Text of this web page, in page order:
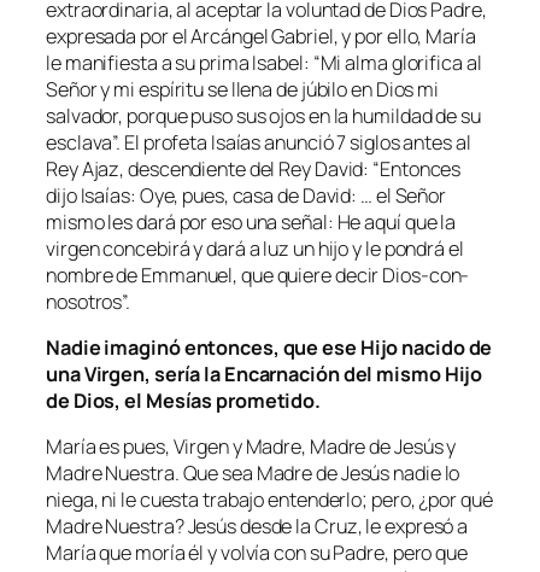
extraordinaria, al aceptar la voluntad de Dios Padre,
expresada por el Arcángel Gabriel, y por ello, María
le manifiesta a su prima Isabel: “Mi alma glorifica al
Señor y mi espíritu se llena de júbilo en Dios mi
salvador, porque puso sus ojos en la humildad de su
esclava”. El profeta Isaías anunció 7 siglos antes al
Rey Ajaz, descendiente del Rey David: “Entonces
dijo Isaías: Oye, pues, casa de David: … el Señor
mismo les dará por eso una señal: He aquí que la
virgen concebirá y dará a luz un hijo y le pondrá el
nombre de Emmanuel, que quiere decir Dios-con-
nosotros”.
Nadie imaginó entonces, que ese Hijo nacido de
una Virgen, sería la Encarnación del mismo Hijo
de Dios, el Mesías prometido.
María es pues, Virgen y Madre, Madre de Jesús y
Madre Nuestra. Que sea Madre de Jesús nadie lo
niega, ni le cuesta trabajo entenderlo; pero, ¿por qué
Madre Nuestra? Jesús desde la Cruz, le expresó a
María que moría él y volvía con su Padre, pero que